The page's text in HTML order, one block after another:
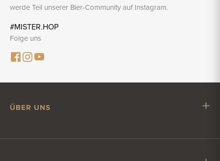
werde Teil unserer Bier-Community auf Instagram.
#MISTER.HOP
Folge uns
ÜBER UNS